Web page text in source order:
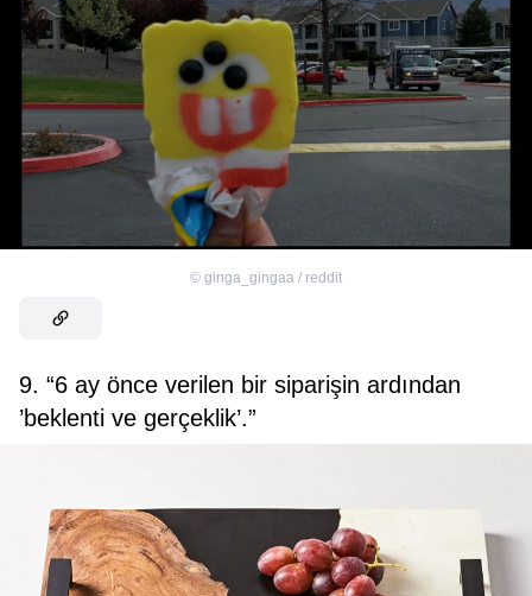
© ginga_gingaa / reddit
9. “6 ay önce verilen bir siparişin ardından
’beklenti ve gerçeklik’.”